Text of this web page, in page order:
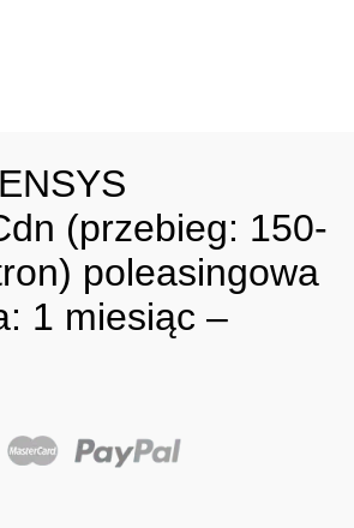
(przebieg: 150-
poleasingowa
1 miesiąc –